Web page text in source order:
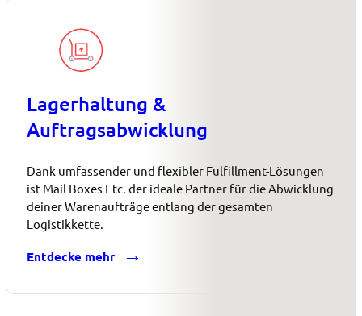
Lagerhaltung &
Auftragsabwicklung
Dank umfassender und flexibler Fulfillment-Lösungen
ist Mail Boxes Etc. der ideale Partner für die Abwicklung
deiner Warenaufträge entlang der gesamten
Logistikkette.
Entdecke mehr